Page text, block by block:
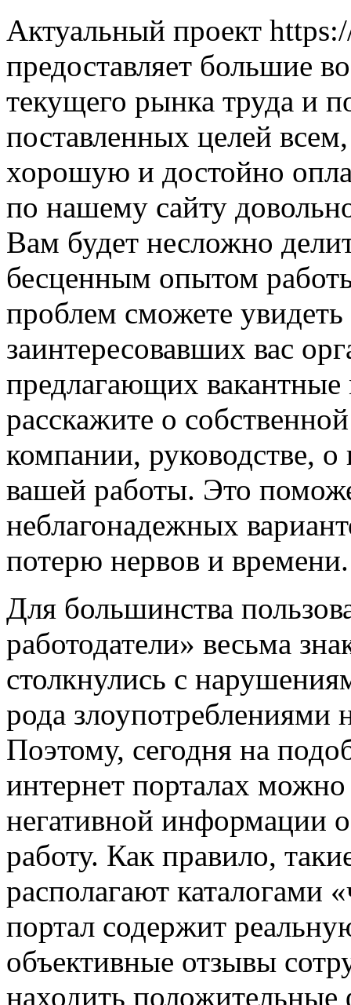
Актуальный проект
предоставляет большие
текущего рынка труда и
поставленных целей
хорошую и достойно
по нашему сайту
Вам будет несложно
бесценным опытом
проблем сможете
заинтересовавших вас
предлагающих вакантные
расскажите о
компании, руководстве,
вашей работы. Это
неблагонадежных
потерю нервов и времени.
Для большинства
работодатели» весьма
столкнулись с
рода
Поэтому, сегодня на
интернет порталах
негативной информации
работу. Как правило,
располагают каталогами
портал содержит
объективные отзывы
находить положительные